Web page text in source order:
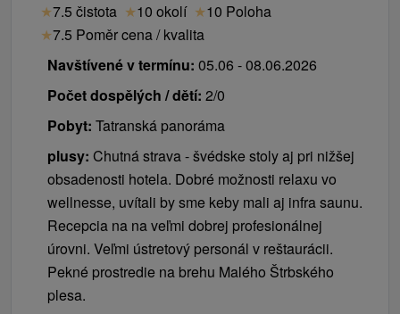
★7.5 čistota ★10 okolí ★10 Poloha
★7.5 Poměr cena / kvalita
Navštívené v termínu: 05.06 - 08.06.2026
Počet dospělých / dětí: 2/0
Pobyt: Tatranská panoráma
plusy: Chutná strava - švédske stoly aj pri nižšej
obsadenosti hotela. Dobré možnosti relaxu vo
wellnesse, uvítali by sme keby mali aj infra saunu.
Recepcia na na veľmi dobrej profesionálnej
úrovni. Veľmi ústretový personál v reštaurácii.
Pekné prostredie na brehu Malého Štrbského
plesa.